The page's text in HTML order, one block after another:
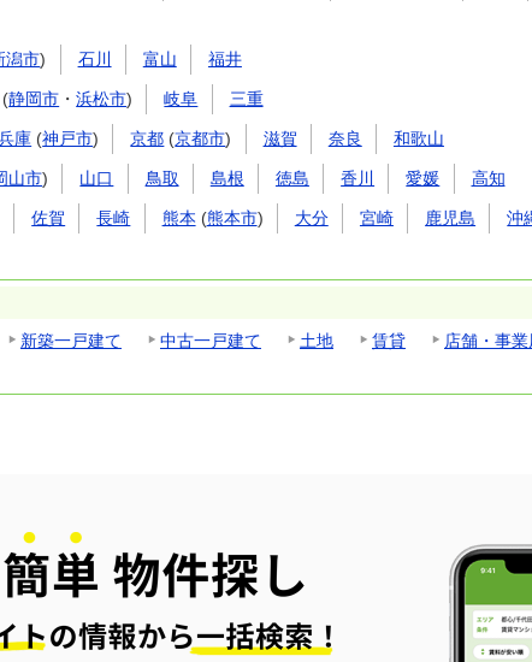
潟市) 石川 富山 福井
(静岡市 ・浜松市) 岐阜 三重
庫 (神戸市) 京都 (京都市) 滋賀 奈良 和歌山
山市) 山口 鳥取 島根 徳島 香川 愛媛 高知
佐賀 長崎 熊本 (熊本市) 大分 宮崎 鹿児島 沖
新築一戸建て 中古一戸建て 土地 賃貸
店舗・事業